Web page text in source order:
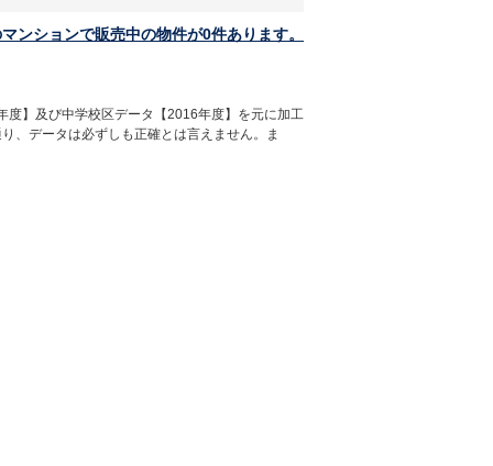
ンションで販売中の物件が0件あります。
度】及び中学校区データ【2016年度】を元に加工
、データは必ずしも正確とは言えません。ま